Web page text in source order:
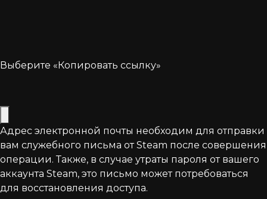
Выберите «Копировать ссылку»
Адрес электронной почты необходим для отправки
вам служебного письма от Steam после совершения
операции. Также, в случае утраты пароля от вашего
аккаунта Steam, это письмо может потребоваться
для восстановления доступа.